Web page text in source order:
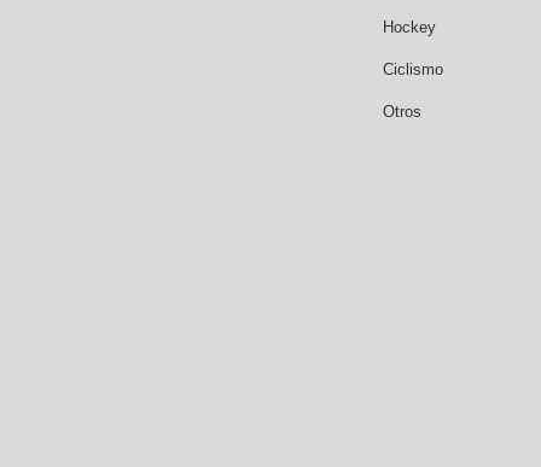
Hockey
Ciclismo
Otros